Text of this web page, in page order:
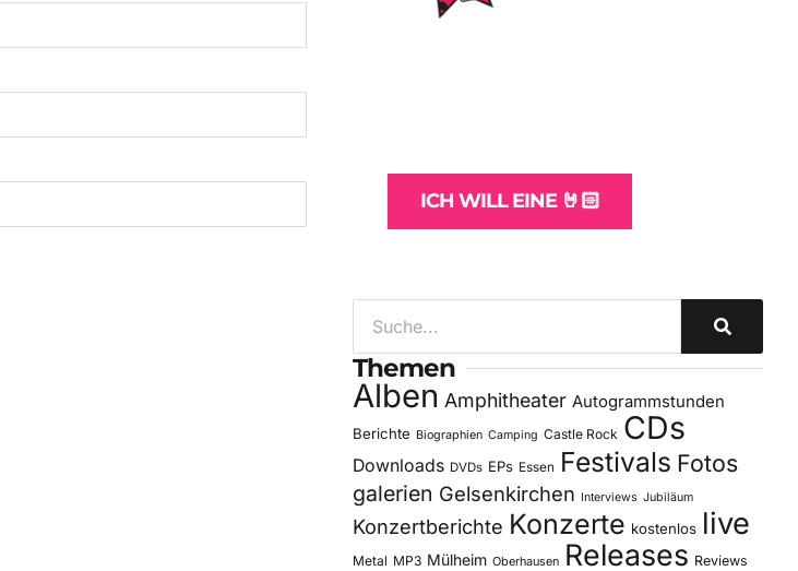
ICH WILL EINE 🤘🏻
Themen
Alben Amphitheater Autogrammstunden
Berichte Biographien Camping Castle Rock CDs
Downloads DVDs EPs Essen Festivals Fotos
galerien Gelsenkirchen Interviews Jubiläum
Konzertberichte Konzerte kostenlos live
Metal MP3 Mülheim Oberhausen Releases Reviews